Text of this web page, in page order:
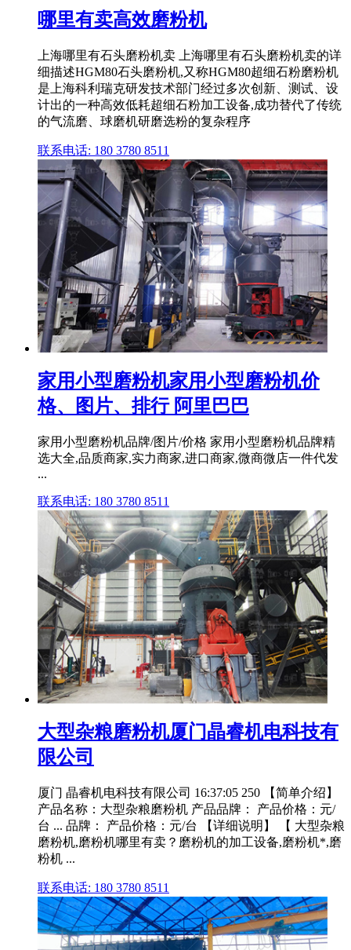
哪里有卖高效磨粉机
上海哪里有石头磨粉机卖 上海哪里有石头磨粉机卖的详
细描述HGM80石头磨粉机,又称HGM80超细石粉磨粉机
是上海科利瑞克研发技术部门经过多次创新、测试、设
计出的一种高效低耗超细石粉加工设备,成功替代了传统
的气流磨、球磨机研磨选粉的复杂程序
联系电话: 180 3780 8511
家用小型磨粉机家用小型磨粉机价
格、图片、排行 阿里巴巴
家用小型磨粉机品牌/图片/价格 家用小型磨粉机品牌精
选大全,品质商家,实力商家,进口商家,微商微店一件代发
...
联系电话: 180 3780 8511
大型杂粮磨粉机厦门晶睿机电科技有
限公司
厦门 晶睿机电科技有限公司 16:37:05 250 【简单介绍】
产品名称：大型杂粮磨粉机 产品品牌： 产品价格：元/
台 ... 品牌： 产品价格：元/台 【详细说明】 【 大型杂粮
磨粉机,磨粉机哪里有卖？磨粉机的加工设备,磨粉机*,磨
粉机 ...
联系电话: 180 3780 8511